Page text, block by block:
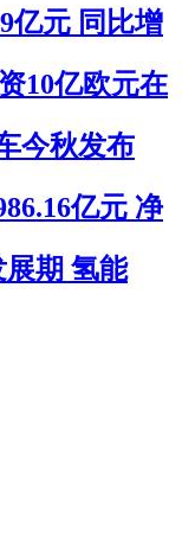
亿元 同比增
10亿欧元在
今秋发布
亿元 净
期 氢能